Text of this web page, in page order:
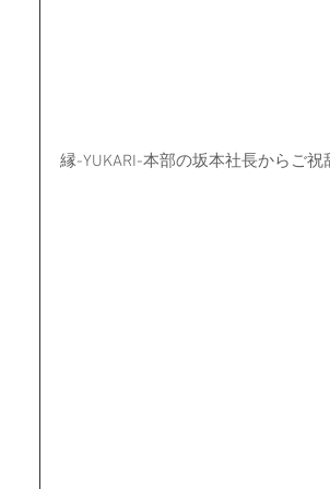
縁-YUKARI-本部の坂本社長からご